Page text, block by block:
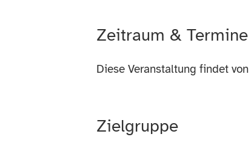
Zeitraum & Termine
Diese Veranstaltung findet von
Zielgruppe